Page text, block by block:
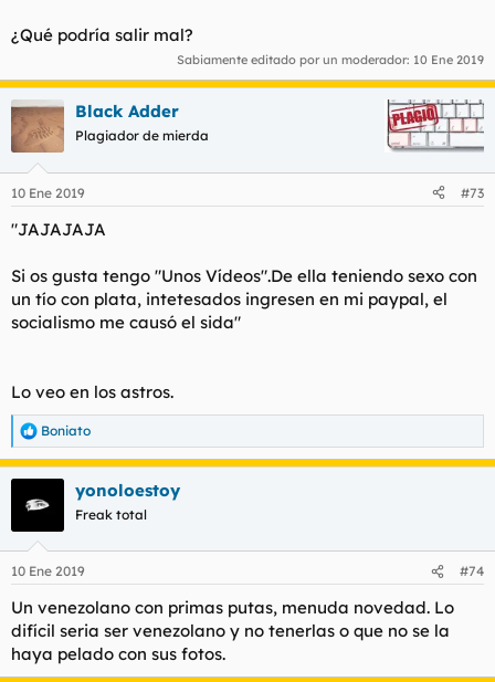
¿Qué podría salir mal?
Sabiamente editado por un moderador: 10 Ene 2019
Black Adder
Plagiador de mierda
10 Ene 2019 #73
"JAJAJAJA
Si os gusta tengo "Unos Vídeos".De ella teniendo sexo con
un tío con plata, intetesados ingresen en mi paypal, el
socialismo me causó el sida"
Lo veo en los astros.
R
e
a
e
:
Boniato
yonoloestoy
Freak total
10 Ene 2019 #74
Un venezolano con primas putas, menuda novedad. Lo
difícil seria ser venezolano y no tenerlas o que no se la
haya pelado con sus fotos.